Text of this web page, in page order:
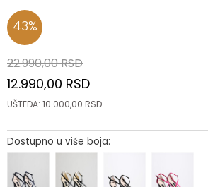
43%
22.990,00RSD
12.990,00 RSD
UŠTEDA: 10.000,00 RSD
Dostupno u više boja: